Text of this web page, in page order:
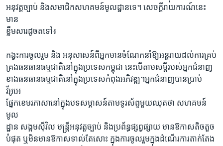
អនុវត្តច្បាប់ និងសមាជិកសហគមន៍មូលដ្ឋានទេ។ សេចក្តីរាយការណ៍នេះ
មាន
ខ្លឹមសារដូចតទៅ៖
កង្វះការចូលរួម និង អនុសាសន៍ពីអ្នកមានចំណែកនាំឱ្យអន្តរាយដល់ការគ្រប់
គ្រងធនធានធម្មជាតិនៅក្នុងប្រទេសកម្ពុជា នេះបើតាមសម្តីរបស់អ្នកជំនាញ
ខាងធនធានធម្មជាតិនៅក្នុងប្រទេសកំពុងអភិវឌ្ឍ។អ្នកជំនាញបានប្រាប់
វីអូអេ
ផ្នែកខេមរភាសានៅក្នុងបទសម្ភាសន៍តាមទូរស័ព្ទមួយឈុតថា សហគមន៍
មូល
ដ្ឋាន សង្គមស៊ីវិល មន្រ្តីអនុវត្តច្បាប់ និងប្រព័ន្ធផ្សព្វផ្សាយ មានឱកាសតិចតួច
បំផុត ឬមិនមានឱកាសទាល់តែសោះ ក្នុងការចូលរួមក្នុងដំណើរការតាក់តែង